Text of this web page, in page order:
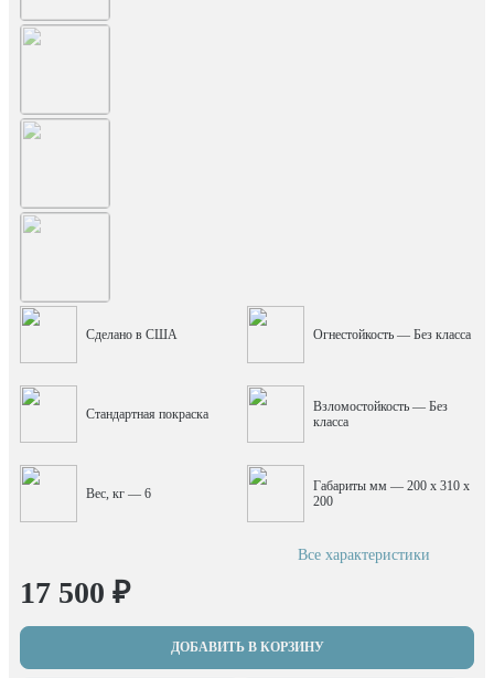
Сделано в США Огнестойкость — Без класса
Стандартная покраска
Взломостойкость — Без
класса
Вес, кг — 6
Габариты мм — 200 x 310 x
200
Все характеристики
17 500 ₽
ДОБАВИТЬ В КОРЗИНУ